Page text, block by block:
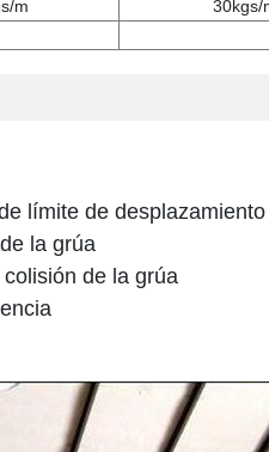
m 30kgs/
límite de desplazamiento
la grúa
de la grúa